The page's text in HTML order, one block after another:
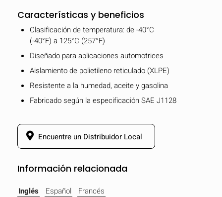
Características y beneficios
Clasificación de temperatura: de -40°C
(-40°F) a 125°C (257°F)
Diseñado para aplicaciones automotrices
Aislamiento de polietileno reticulado (XLPE)
Resistente a la humedad, aceite y gasolina
Fabricado según la especificación SAE J1128
Encuentre un Distribuidor Local
Información relacionada
Inglés Español Francés